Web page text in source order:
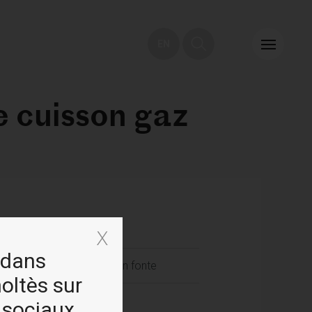
cuisson gaz
/ Support pour wok en fonte
sur